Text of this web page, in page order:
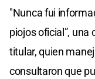
"Nunca fui
piojos oficial”, una
titular, quien
consultaron que